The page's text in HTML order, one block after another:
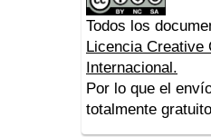
Todos los
Licencia Creative
Internacional.
Por lo que el
totalmente